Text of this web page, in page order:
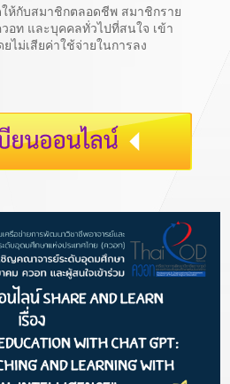
ให้กับสมาชิกตลอดชีพ สมาชิกราย
อท และบุคคลทั่วไปที่สนใจ เข้า
ไม่เสียค่าใช้จ่ายในการลง